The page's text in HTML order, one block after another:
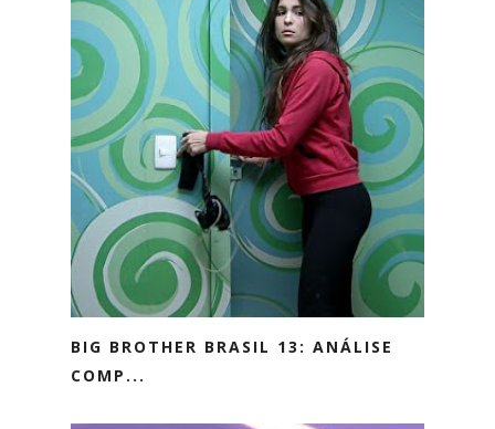
BIG BROTHER BRASIL 13: ANÁLISE
COMP...